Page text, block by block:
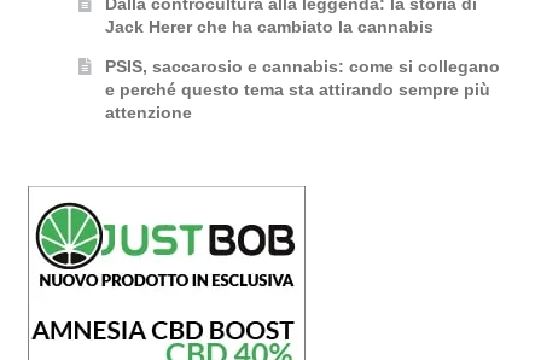
Jack Herer che ha cambiato la cannabis
PSIS, saccarosio e cannabis: come si collegano
e perché questo tema sta attirando sempre più
attenzione